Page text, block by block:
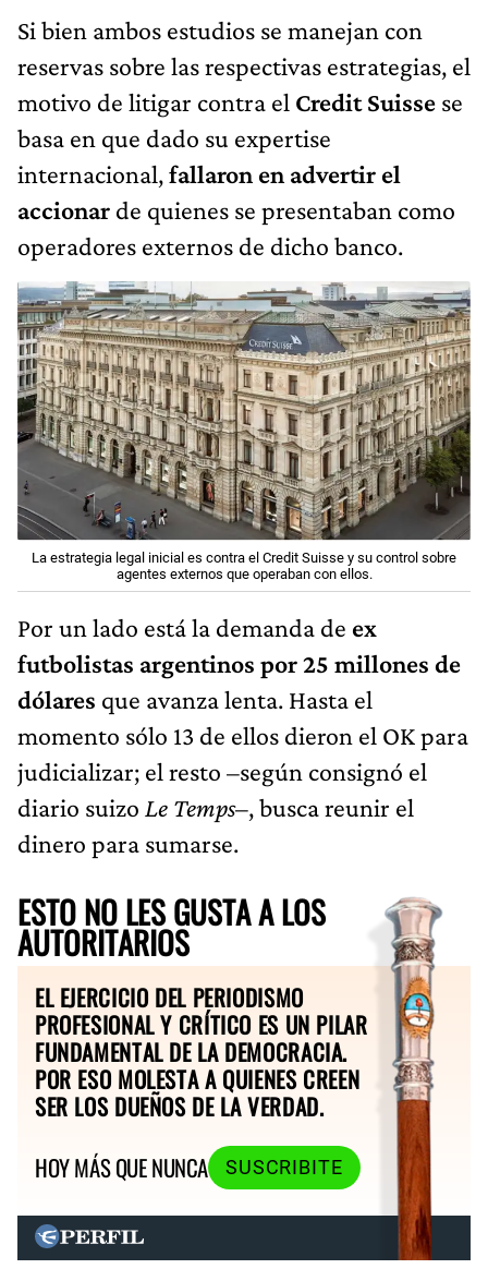
Si bien ambos estudios se manejan con
reservas sobre las respectivas estrategias, el
motivo de litigar contra el Credit Suisse se
basa en que dado su expertise
internacional,fallaron en advertir el
accionar de quienes se presentaban como
operadores externos de dicho banco.
La estrategia legal inicial es contra el Credit Suisse y su control sobre
agentes externos que operaban con ellos.
Por un lado está la demanda de ex
futbolistas argentinos por 25 millones de
dólares que avanza lenta. Hasta el
momento sólo 13 de ellos dieron el OK para
judicializar; el resto –según consignó el
diario suizo Le Temps–, busca reunir el
dinero para sumarse.
ESTO NO LES GUSTA A LOS
AUTORITARIOS
EL EJERCICIO DEL PERIODISMO
PROFESIONAL Y CRÍTICO ES UN PILAR
FUNDAMENTAL DE LA DEMOCRACIA.
POR ESO MOLESTA A QUIENES CREEN
SER LOS DUEÑOS DE LA VERDAD.
HOY MÁS QUE NUNCA
SUSCRIBITE